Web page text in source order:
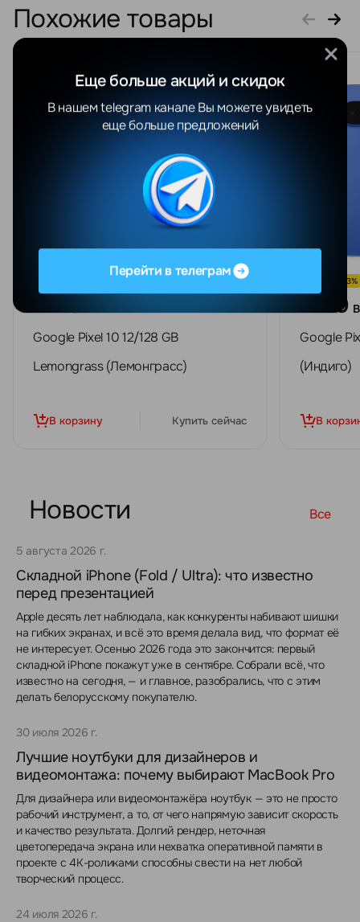
Похожие товары
2120
Google Pixel 10 12/128 GB
Lemongrass (Лемонграсс)
В корзину Купить сейчас
СКИДКА -23%
2120
Google
(Индиго)
В
Новости Все
5 августа 2026 г.
Складной iPhone (Fold / Ultra): что известно
перед презентацией
Apple десять лет наблюдала, как конкуренты набивают шишки
на гибких экранах, и всё это время делала вид, что формат её
не интересует. Осенью 2026 года это закончится: первый
складной iPhone покажут уже в сентябре. Собрали всё, что
известно на сегодня, — и главное, разобрались, что с этим
делать белорусскому покупателю.
30 июля 2026 г.
Лучшие ноутбуки для дизайнеров и
видеомонтажа: почему выбирают MacBook Pro
Для дизайнера или видеомонтажёра ноутбук — это не просто
рабочий инструмент, а то, от чего напрямую зависит скорость
и качество результата. Долгий рендер, неточная
цветопередача экрана или нехватка оперативной памяти в
проекте с 4K-роликами способны свести на нет любой
творческий процесс.
24 июля 2026 г.
Перейти в телеграм
Еще больше акций и скидок
В нашем telegram канале Вы можете увидеть
еще больше предложений